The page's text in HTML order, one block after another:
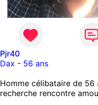
Pjr40
Dax - 56 ans
Homme célibataire de 56
recherche rencontre